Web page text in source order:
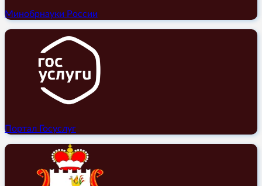
Минобрнауки России
Портал Госуслуг